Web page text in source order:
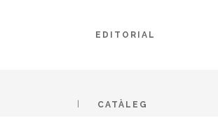
EDITORIAL
CATÀLEG